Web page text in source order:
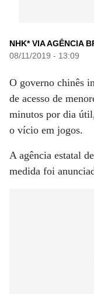
NHK* VIA AGÊNCIA
08/11/2019 - 13:09
O governo chinês
de acesso de
minutos por dia
o vício em jogos.
A agência estatal
medida foi